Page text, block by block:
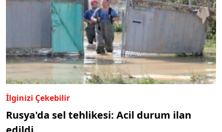
İlginizi Çekebilir
Rusya'da sel tehlikesi: Acil durum ilan